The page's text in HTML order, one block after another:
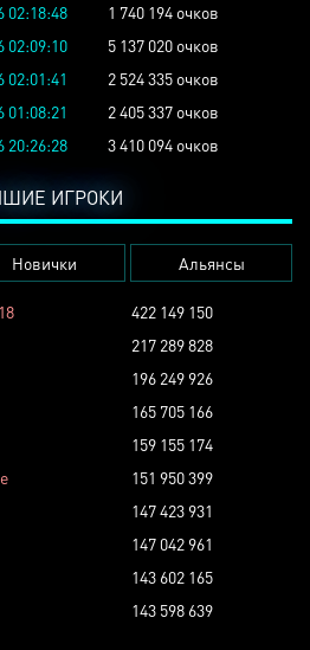
02:18:48
1 740 194 очков
02:09:10
5 137 020 очков
02:01:41
2 524 335 очков
01:08:21
2 405 337 очков
20:26:28 3 410 094 очков
ИГРОКИ
Новички Альянсы
422 149 150
217 289 828
196 249 926
165 705 166
159 155 174
151 950 399
147 423 931
147 042 961
143 602 165
143 598 639